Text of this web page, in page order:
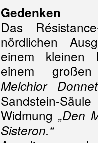
Gedenken
Das
nördlichen
einem kleinen
einem
Melchior Donnet
Sandstein-
Widmung „Den
Sisteron.“